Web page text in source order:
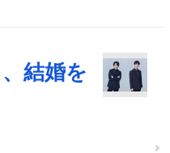
結婚を